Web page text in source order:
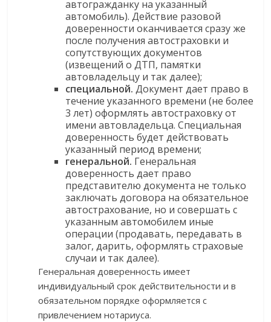
автогражданку на указанный
автомобиль). Действие разовой
доверенности оканчивается сразу же
после получения автостраховки и
сопутствующих документов
(извещений о ДТП, памятки
автовладельцу и так далее);
специальной. Документ дает право в
течение указанного времени (не более
3 лет) оформлять автостраховку от
имени автовладельца. Специальная
доверенность будет действовать
указанный период времени;
генеральной. Генеральная
доверенность дает право
представителю документа не только
заключать договора на обязательное
автострахование, но и совершать с
указанным автомобилем иные
операции (продавать, передавать в
залог, дарить, оформлять страховые
случаи и так далее).
Генеральная доверенность имеет
индивидуальный срок действительности и в
обязательном порядке оформляется с
привлечением нотариуса.